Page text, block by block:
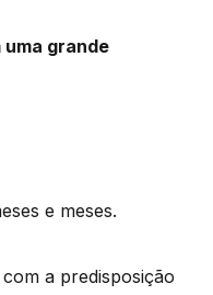
grande
e meses.
a predisposição